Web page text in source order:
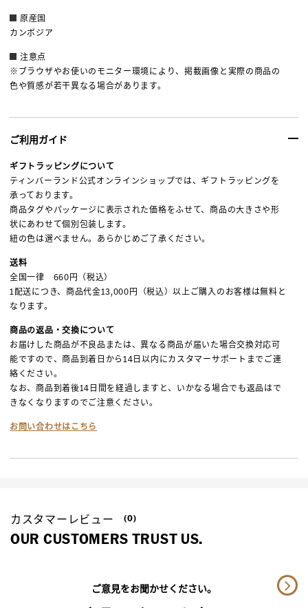
原産国
カンボジア
注意点
※ブラウザやお使いのモニター環境により、掲載画像と実際の商品の
色や質感が若干異なる場合があります。
ご利用ガイド
ギフトラッピングについて
ティンバーランド公式オンラインショップでは、ギフトラッピングを
承っております。
商品タグやパッケージに表示された価格をふせて、商品の大きさや形
状にあわせて個別包装します。
紐の色は選べません。あらかじめご了承ください。
送料
全国一律 660円（税込）
1配送につき、商品代金13,000円（税込）以上ご購入のお客様は無料と
なります。
商品の返品・交換について
お届けした商品が不良品または、異なる商品が届いた場合交換対応可
能ですので、商品到着日から14日以内にカスタマーサポートまでご連
絡ください。
なお、商品到着後14日間を経過しますと、いかなる場合でも返品はで
きなくなりますのでご注意ください。
お問い合わせはこちら
カスタマーレビュー (0)
OUR CUSTOMERS TRUST US.
ご意見をお聞かせください。